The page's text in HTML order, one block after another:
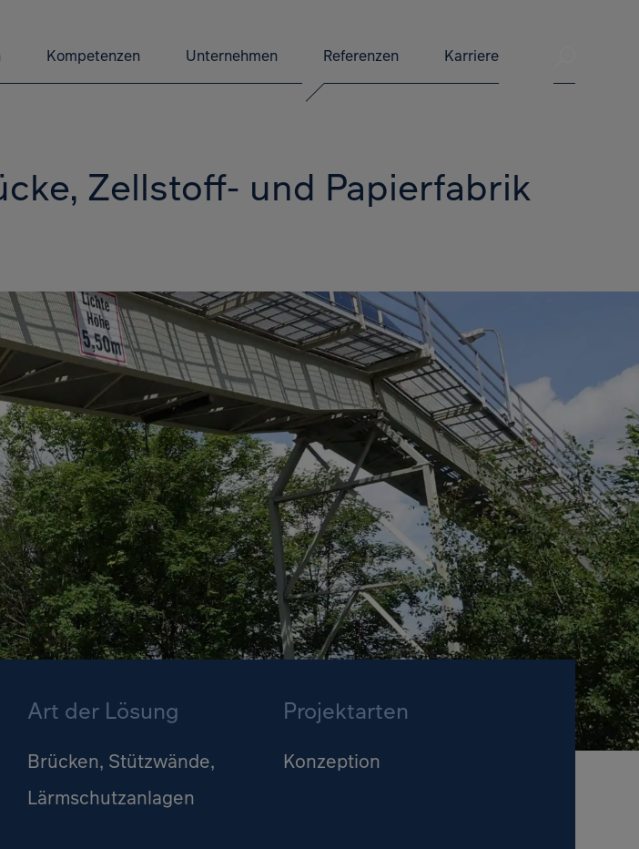
Kompetenzen Unternehmen Referenzen Karriere
Zellstoff- und Papierfabrik
Art der Lösung
Brücken, Stützwände,
Lärmschutzanlagen
Projektarten
Konzeption